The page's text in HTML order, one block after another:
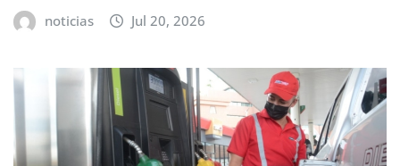
noticias Jul 20, 2026